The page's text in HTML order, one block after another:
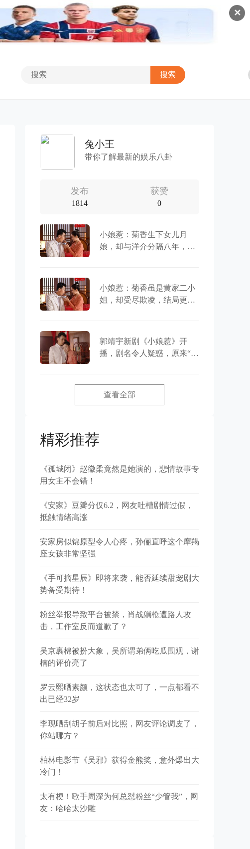
✕
兔小王
带你了解最新的娱乐八卦
发布
1814
获赞
0
小娘惹：菊香生下女儿月
娘，却与洋介分隔八年，最
小娘惹：菊香虽是黄家二小
姐，却受尽欺凌，结局更是
郭靖宇新剧《小娘惹》开
播，剧名令人疑惑，原来“娘
查看全部
精彩推荐
《孤城闭》赵徽柔竟然是她演的，悲情故事专
用女主不会错！
《安家》豆瓣分仅6.2，网友吐槽剧情过假，
抵触情绪高涨
安家房似锦原型令人心疼，孙俪直呼这个摩羯
座女孩非常坚强
《手可摘星辰》即将来袭，能否延续甜宠剧大
势备受期待！
粉丝举报导致平台被禁，肖战躺枪遭路人攻
击，工作室反而道歉了？
吴京裹棉被扮大象，吴所谓弟俩吃瓜围观，谢
楠的评价亮了
罗云熙晒素颜，这状态也太可了，一点都看不
出已经32岁
李现晒刮胡子前后对比照，网友评论调皮了，
你站哪方？
柏林电影节《吴邪》获得金熊奖，意外爆出大
冷门！
太有梗！歌手周深为何总怼粉丝“少管我”，网
友：哈哈太沙雕